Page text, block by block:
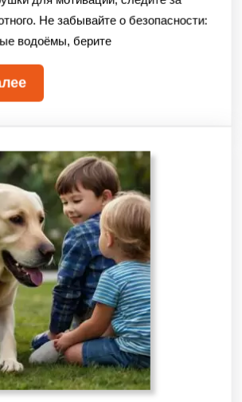
Не забывайте о безопасности:
водоёмы, берите